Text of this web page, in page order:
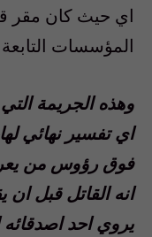
اي حيث كان مقر
المؤسسات
وهذه الجريمة
اي تفسير نهائي
فوق رؤوس من
انه القاتل قبل
يروي احد